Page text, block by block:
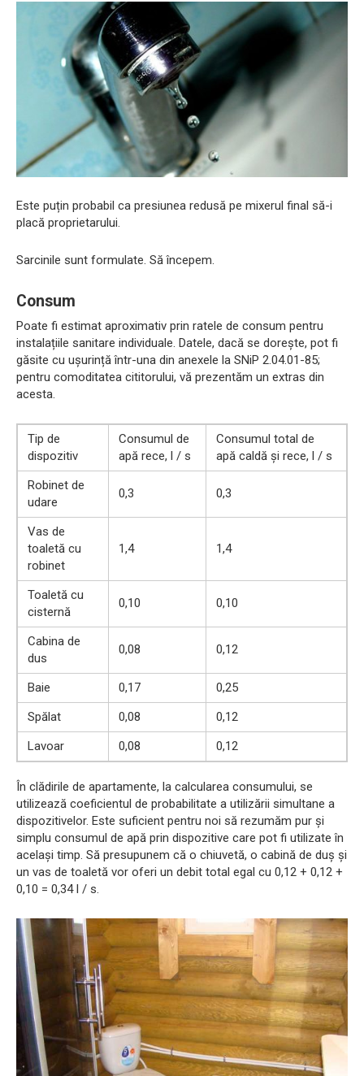
Este puțin probabil ca presiunea redusă pe mixerul final să-i
placă proprietarului.
Sarcinile sunt formulate. Să începem.
Consum
Poate fi estimat aproximativ prin ratele de consum pentru
instalațiile sanitare individuale. Datele, dacă se dorește, pot fi
găsite cu ușurință într-una din anexele la SNiP 2.04.01-85;
pentru comoditatea cititorului, vă prezentăm un extras din
acesta.
Tip de
dispozitiv
Consumul de
apă rece, l / s
Consumul total de
apă caldă și rece, l / s
Robinet de
udare
0,3 0,3
Vas de
toaletă cu
robinet
1,4 1,4
Toaletă cu
cisternă
0,10 0,10
Cabina de
dus
0,08 0,12
Baie 0,17
0,25
Spălat
0,08
0,12
Lavoar
0,08 0,12
În clădirile de apartamente, la calcularea consumului, se
utilizează coeficientul de probabilitate a utilizării simultane a
dispozitivelor. Este suficient pentru noi să rezumăm pur și
simplu consumul de apă prin dispozitive care pot fi utilizate în
același timp. Să presupunem că o chiuvetă, o cabină de duș și
un vas de toaletă vor oferi un debit total egal cu 0,12 + 0,12 +
0,10 = 0,34 l / s.